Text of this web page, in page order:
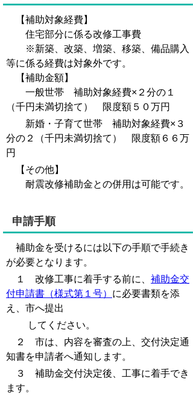
【補助対象経費】
住宅部分に係る改修工事費
※新築、改築、増築、移築、備品購入
等に係る経費は対象外です。
【補助金額】
一般世帯 補助対象経費×２分の１
（千円未満切捨て） 限度額５０万円
新婚・子育て世帯 補助対象経費×３
分の２（千円未満切捨て） 限度額６６万
円
【その他】
耐震改修補助金との併用は可能です。
申請手順
補助金を受けるには以下の手順で手続き
が必要となります。
１ 改修工事に着手する前に、 補助金交
付申請書（様式第１号） に必要書類を添
え、市へ提出
してください。
２ 市は、内容を審査の上、交付決定通
知書を申請者へ通知します。
３ 補助金交付決定後、工事に着手でき
ます。